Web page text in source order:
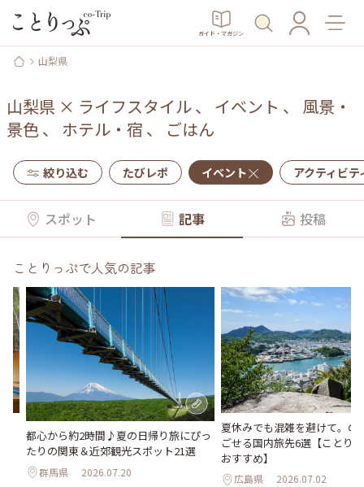
ガイド・マガジン
山梨県
山梨県 × ライフスタイル、 イベント 、 風景・
景色、 ホテル・宿 、 ごはん
絞り込む たびレポ イベント アクティビテ
スポット 記事 投稿
ことりっぷで人気の記事
都心から約2時間♪夏の日帰り旅にぴっ
たりの関東＆近郊観光スポット21選
群馬県 2026.07.20
夏休みでも混雑を避けて。の
ごせる国内旅先6選【ことり
おすすめ】
広島県 2026.07.02